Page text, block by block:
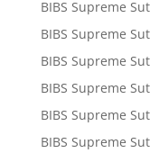
BIBS Supreme
BIBS Supreme
BIBS Supreme
BIBS Supreme
BIBS Supreme
BIBS Supreme